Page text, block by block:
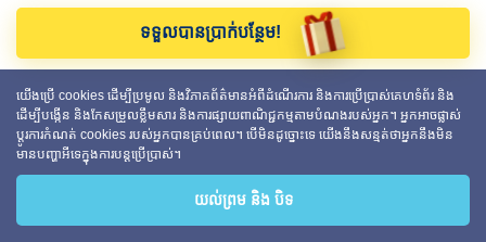
ទទួលបានប្រាក់បន្ថែម!
យើងប្រើ cookies ដើម្បីប្រមូល និងវិភាគព័ត៌មានអំពីដំណើរការ និងការប្រើប្រាស់គេហទំព័រ និង
ដើម្បីបង្កើន និងកែសម្រួលខ្លឹមសារ និងការផ្សាយពាណិជ្ជកម្មតាមបំណងរបស់អ្នក។ អ្នកអាចផ្លាស់
ប្តូរការកំណត់ cookies របស់អ្នកបានគ្រប់ពេល។ បើមិនដូច្នោះទេ យើងនឹងសន្មត់ថាអ្នកនឹងមិន
មានបញ្ហាអីទេក្នុងការបន្តប្រើប្រាស់។
យល់ព្រម និង បិទ